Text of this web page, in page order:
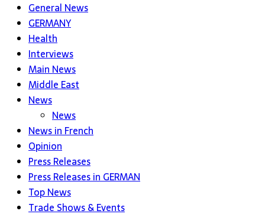
General News
GERMANY
Health
Interviews
Main News
Middle East
News
News
News in French
Opinion
Press Releases
Press Releases in GERMAN
Top News
Trade Shows & Events